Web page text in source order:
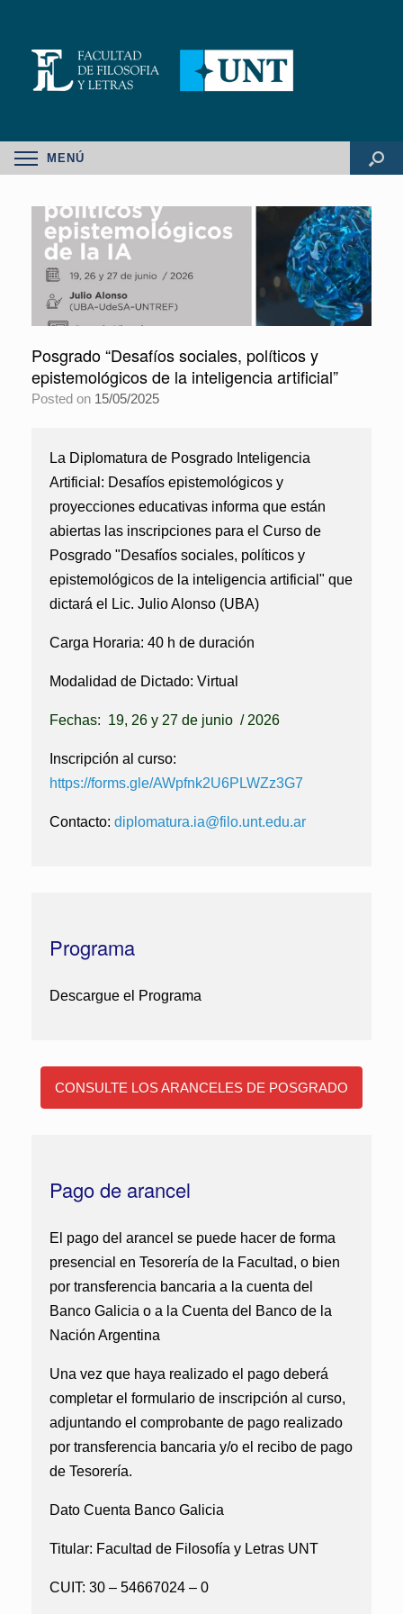
MENÚ
Posgrado “Desafíos sociales, políticos y
epistemológicos de la inteligencia artificial”
Posted on 15/05/2025
La Diplomatura de Posgrado Inteligencia
Artificial: Desafíos epistemológicos y
proyecciones educativas informa que están
abiertas las inscripciones para el Curso de
Posgrado "Desafíos sociales, políticos y
epistemológicos de la inteligencia artificial" que
dictará el Lic. Julio Alonso (UBA)
Carga Horaria: 40 h de duración
Modalidad de Dictado: Virtual
Fechas: 19, 26 y 27 de junio / 2026
Inscripción al curso:
https://forms.gle/AWpfnk2U6PLWZz3G7
Contacto: diplomatura.ia@filo.unt.edu.ar
Programa
Descargue el Programa
CONSULTE LOS ARANCELES DE POSGRADO
Pago de arancel
El pago del arancel se puede hacer de forma
presencial en Tesorería de la Facultad, o bien
por transferencia bancaria a la cuenta del
Banco Galicia o a la Cuenta del Banco de la
Nación Argentina
Una vez que haya realizado el pago deberá
completar el formulario de inscripción al curso,
adjuntando el comprobante de pago realizado
por transferencia bancaria y/o el recibo de pago
de Tesorería.
Dato Cuenta Banco Galicia
Titular: Facultad de Filosofía y Letras UNT
CUIT: 30 – 54667024 – 0